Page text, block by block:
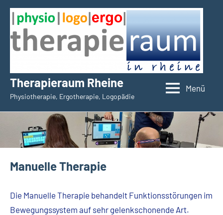
Zum
Inhalt
springen
Therapieraum Rheine
Physiotherapie, Ergotherapie, Logopädie
Menü
Manuelle Therapie
Die Manuelle Therapie behandelt Funktionsstörungen im
Bewegungssystem auf sehr gelenkschonende Art.